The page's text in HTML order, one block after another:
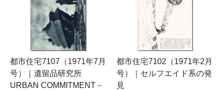
都市住宅7107（1971年7月
号）｜遺留品研究所
URBAN COMMITMENT－
都市住宅7102（1971年2月
号）｜セルフエイド系の発
見